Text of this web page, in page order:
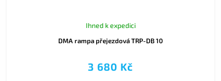
DMA rampa přejezdová TRP-DB 10
Ihned k expedici
3 680 Kč